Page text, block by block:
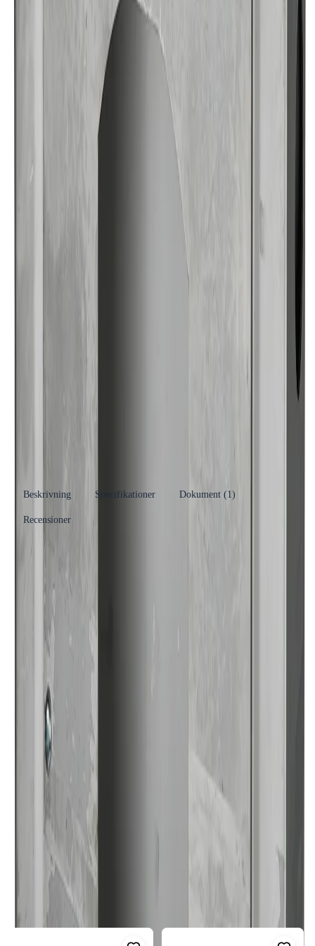
Läckagesäkring Inbyggnadsbox från Damixa AB i rostfritt stål.
Utformad för säker installation av inbyggnadstermostater och
Beskrivning Specifikationer Dokument (1 )
Recensioner
Produkthöjdpunkter
Säker installation av vattensystem
Läckagesäkring
Inbyggnadsbox i Rostfritt Stål
läckagesäkring inbyggnadsbox
Damixa AB
, designad för att säkerställa optimal funktionalitet
och säkerhet i ditt vattensystem. Denna inbyggnadsbox är en
kritisk komponent när det kommer till installation av
inbyggnadstermostater.
Produktinformation
Tillverkare:Damixa AB
Inbyggnadslådor
Fler produkter i samma kategori